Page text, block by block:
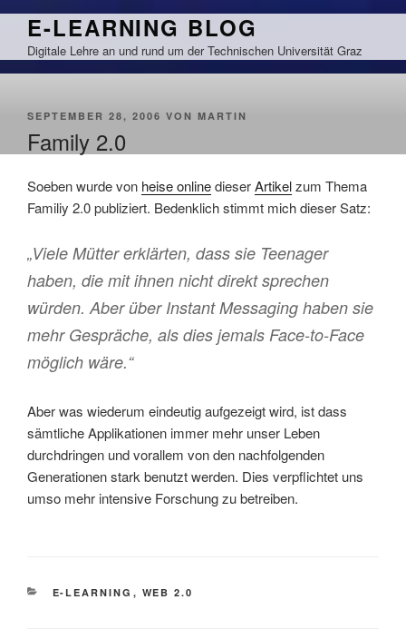
Zum
springen
E-LEARNING BLOG
Digitale Lehre an und rund um der Technischen Universität Graz
VERÖFFENTLICHT
SEPTEMBER 28, 2006 VON MARTIN
Family 2.0
Soeben wurde von heise onlinedieserArtikelzum Thema
Familiy 2.0 publiziert. Bedenklich stimmt mich dieser Satz:
„Viele Mütter erklärten, dass sie Teenager
haben, die mit ihnen nicht direkt sprechen
würden. Aber über Instant Messaging haben sie
mehr Gespräche, als dies jemals Face-to-Face
möglich wäre.“
Aber was wiederum eindeutig aufgezeigt wird, ist dass
sämtliche Applikationen immer mehr unser Leben
durchdringen und vorallem von den nachfolgenden
Generationen stark benutzt werden. Dies verpflichtet uns
umso mehr intensive Forschung zu betreiben.
KATEGORIEN
E-LEARNING , WEB 2.0